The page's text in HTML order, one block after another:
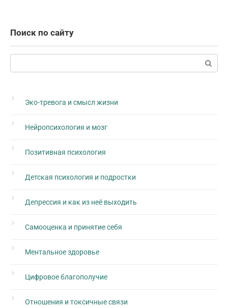
Поиск по сайту
Поиск:
Эко-тревога и смысл жизни
Нейропсихология и мозг
Позитивная психология
Детская психология и подростки
Депрессия и как из неё выходить
Самооценка и принятие себя
Ментальное здоровье
Цифровое благополучие
Отношения и токсичные связи